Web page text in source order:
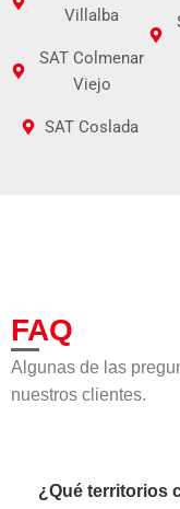
Villalba
SAT Colmenar
Viejo
SAT Coslada
FAQ
Algunas de las
nuestros clientes.
¿Qué territorios